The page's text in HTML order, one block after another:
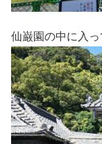
仙巌園の中に入っ